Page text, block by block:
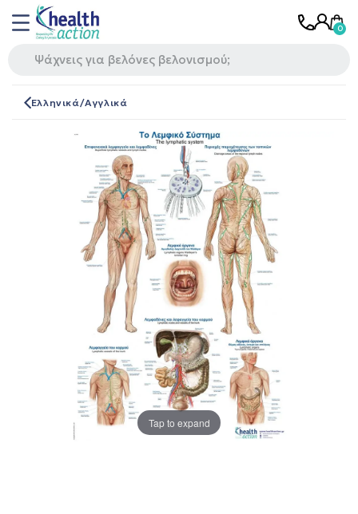
Ελληνικά/Αγγλικά
Tap to expand